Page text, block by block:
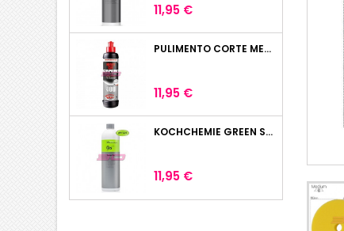
Precio
11,95 €
PULIMENTO CORTE MENZERNA HEAVY CUT 400 250ML
Precio
11,95 €
KOCHCHEMIE GREEN STAR LIMPIADOR UNIVERSAL 1L
Precio
11,95 €